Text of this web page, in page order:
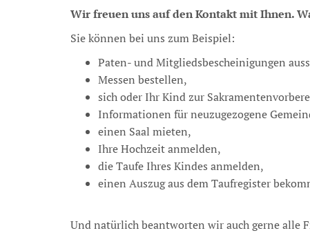
Wir freuen uns auf den Kontakt mit Ihnen.
Sie können bei uns zum Beispiel:
Paten- und Mitgliedsbescheinigungen
Messen bestellen,
sich oder Ihr Kind zur
Informationen für neuzugezogene
einen Saal mieten,
Ihre Hochzeit anmelden,
die Taufe Ihres Kindes anmelden,
einen Auszug aus dem Taufregister
Und natürlich beantworten wir auch gerne alle